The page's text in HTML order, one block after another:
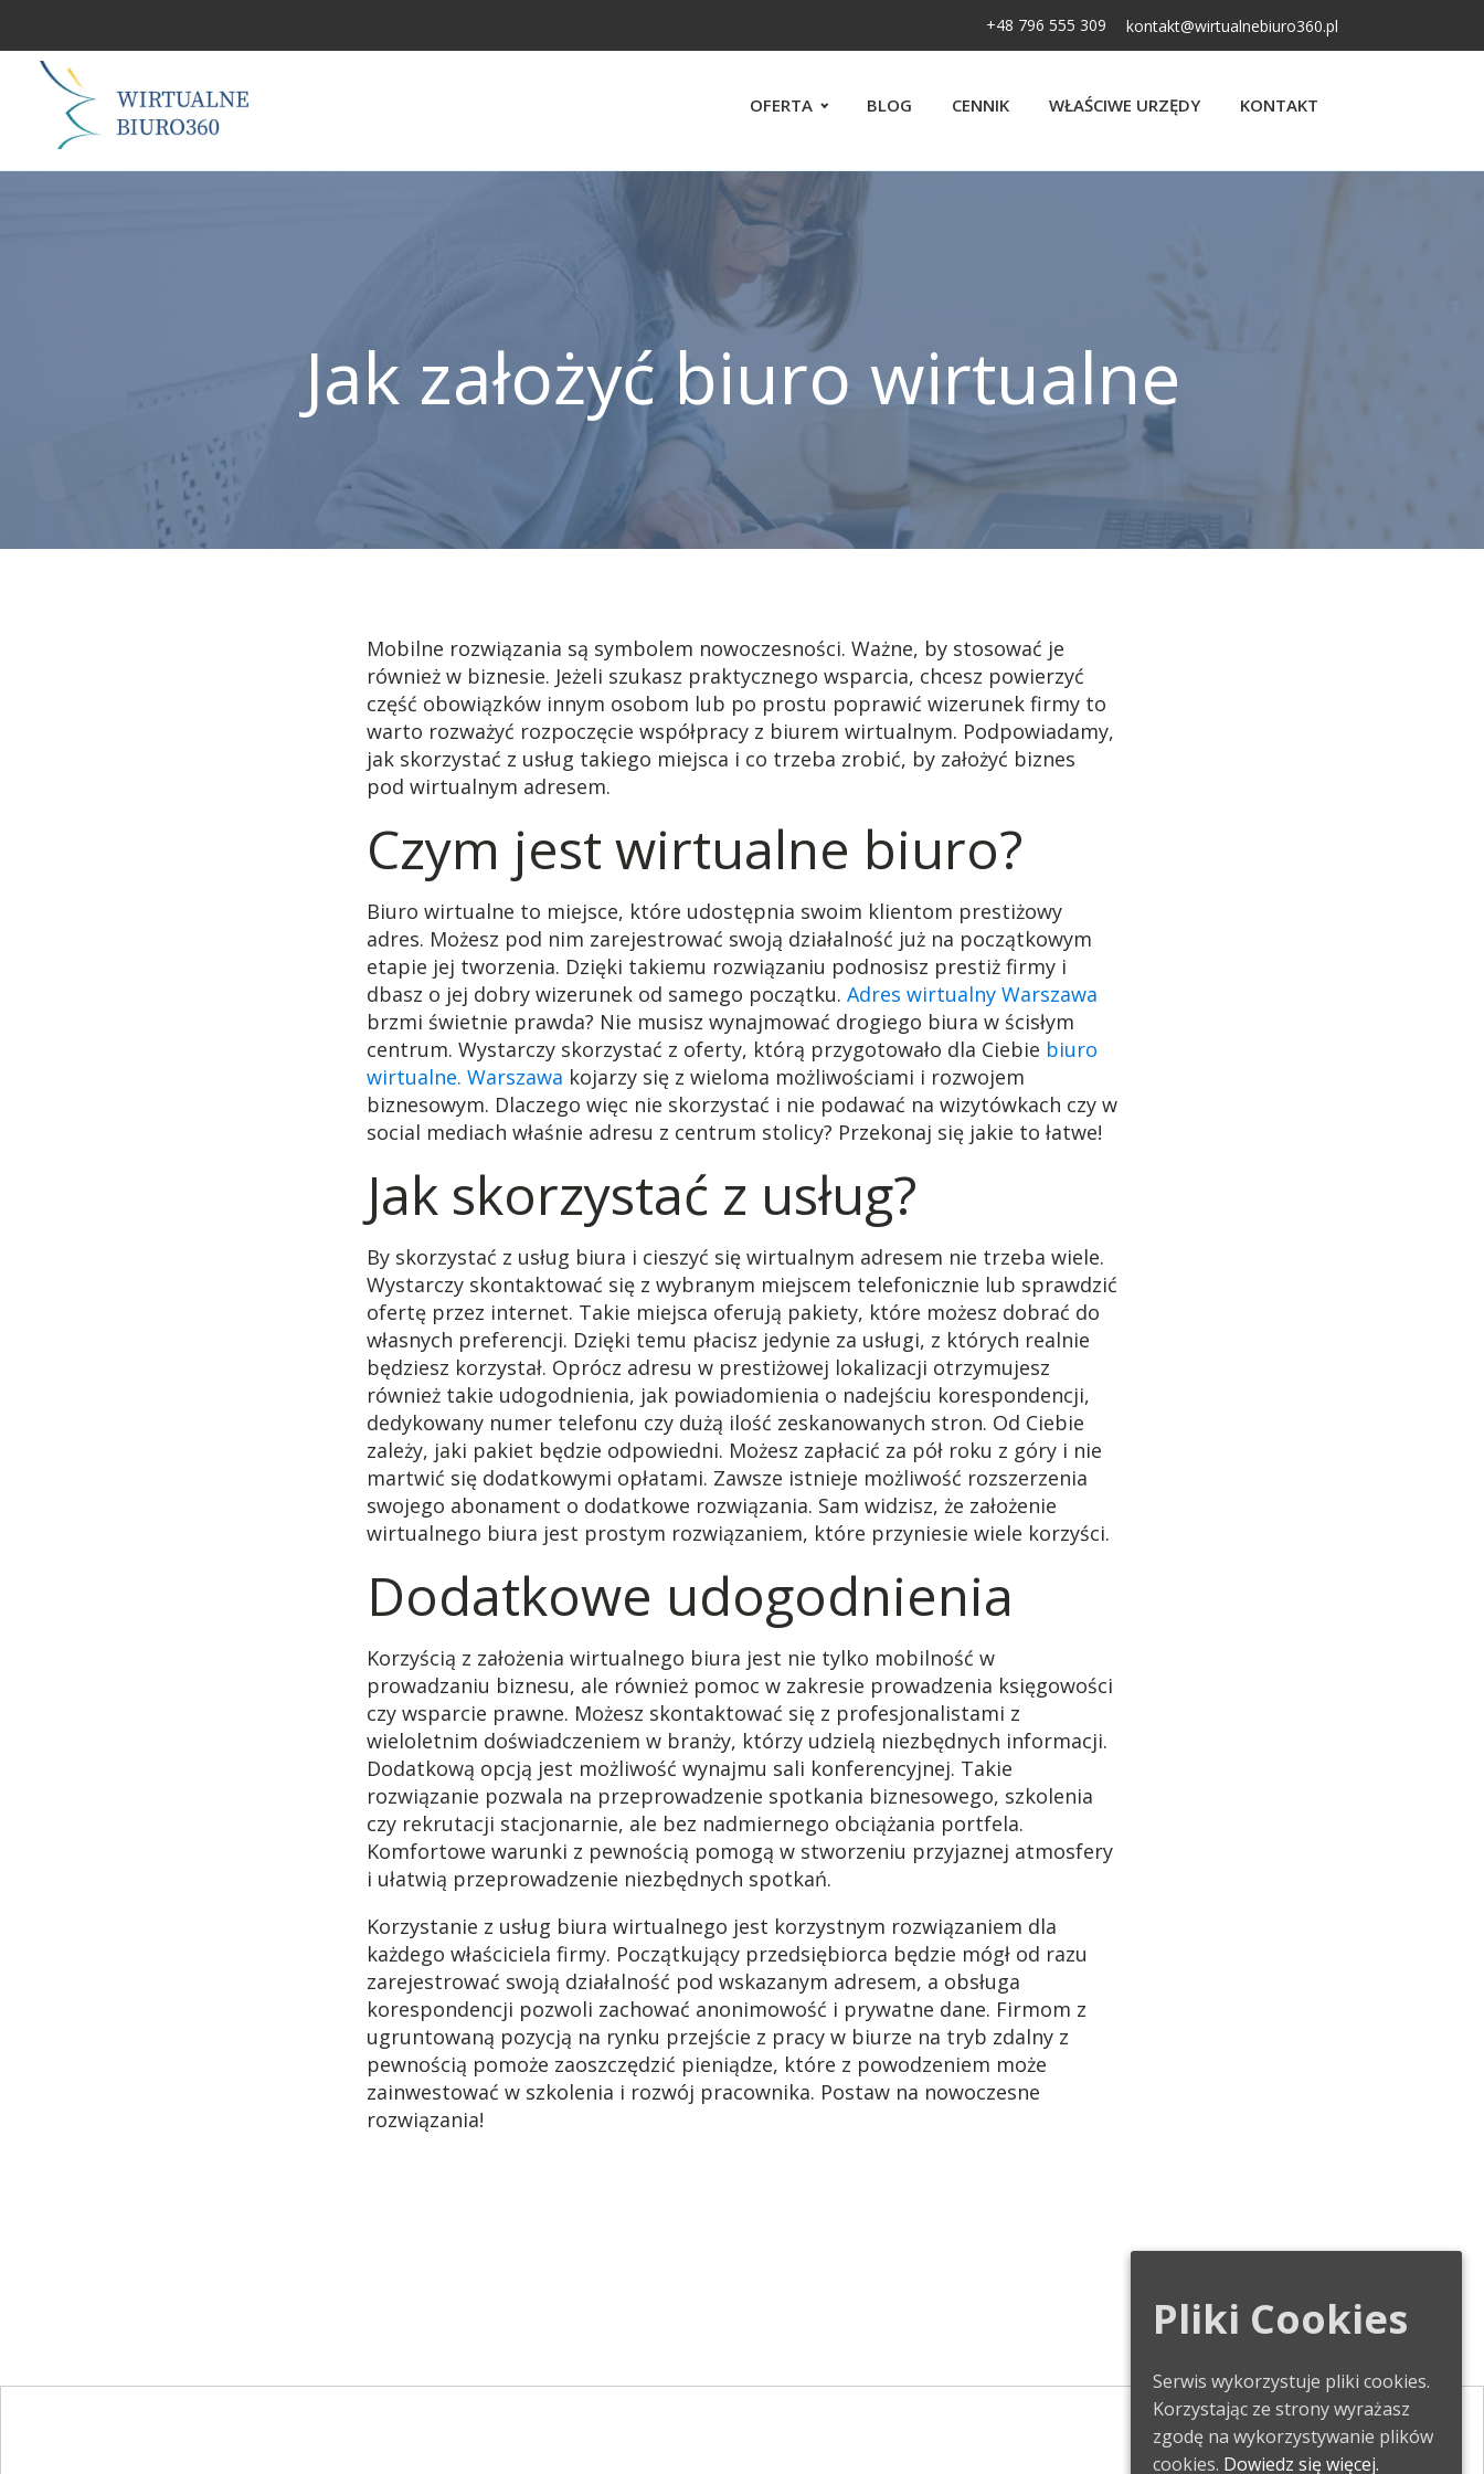
+48 796 555 309 kontakt@wirtualnebiuro360.pl
OFERTA BLOG CENNIK WŁAŚCIWE URZĘDY KONTAKT
Jak założyć biuro wirtualne
Mobilne rozwiązania są symbolem nowoczesności. Ważne, by stosować je
również w biznesie. Jeżeli szukasz praktycznego wsparcia, chcesz powierzyć
część obowiązków innym osobom lub po prostu poprawić wizerunek firmy to
warto rozważyć rozpoczęcie współpracy z biurem wirtualnym. Podpowiadamy,
jak skorzystać z usług takiego miejsca i co trzeba zrobić, by założyć biznes
pod wirtualnym adresem.
Czym jest wirtualne biuro?
Biuro wirtualne to miejsce, które udostępnia swoim klientom prestiżowy
adres. Możesz pod nim zarejestrować swoją działalność już na początkowym
etapie jej tworzenia. Dzięki takiemu rozwiązaniu podnosisz prestiż firmy i
dbasz o jej dobry wizerunek od samego początku. Adres wirtualny Warszawa
brzmi świetnie prawda? Nie musisz wynajmować drogiego biura w ścisłym
centrum. Wystarczy skorzystać z oferty, którą przygotowało dla Ciebie biuro
wirtualne. Warszawa kojarzy się z wieloma możliwościami i rozwojem
biznesowym. Dlaczego więc nie skorzystać i nie podawać na wizytówkach czy w
social mediach właśnie adresu z centrum stolicy? Przekonaj się jakie to łatwe!
Jak skorzystać z usług?
By skorzystać z usług biura i cieszyć się wirtualnym adresem nie trzeba wiele.
Wystarczy skontaktować się z wybranym miejscem telefonicznie lub sprawdzić
ofertę przez internet. Takie miejsca oferują pakiety, które możesz dobrać do
własnych preferencji. Dzięki temu płacisz jedynie za usługi, z których realnie
będziesz korzystał. Oprócz adresu w prestiżowej lokalizacji otrzymujesz
również takie udogodnienia, jak powiadomienia o nadejściu korespondencji,
dedykowany numer telefonu czy dużą ilość zeskanowanych stron. Od Ciebie
zależy, jaki pakiet będzie odpowiedni. Możesz zapłacić za pół roku z góry i nie
martwić się dodatkowymi opłatami. Zawsze istnieje możliwość rozszerzenia
swojego abonament o dodatkowe rozwiązania. Sam widzisz, że założenie
wirtualnego biura jest prostym rozwiązaniem, które przyniesie wiele korzyści.
Dodatkowe udogodnienia
Korzyścią z założenia wirtualnego biura jest nie tylko mobilność w
prowadzaniu biznesu, ale również pomoc w zakresie prowadzenia księgowości
czy wsparcie prawne. Możesz skontaktować się z profesjonalistami z
wieloletnim doświadczeniem w branży, którzy udzielą niezbędnych informacji.
Dodatkową opcją jest możliwość wynajmu sali konferencyjnej. Takie
rozwiązanie pozwala na przeprowadzenie spotkania biznesowego, szkolenia
czy rekrutacji stacjonarnie, ale bez nadmiernego obciążania portfela.
Komfortowe warunki z pewnością pomogą w stworzeniu przyjaznej atmosfery
i ułatwią przeprowadzenie niezbędnych spotkań.
Korzystanie z usług biura wirtualnego jest korzystnym rozwiązaniem dla
każdego właściciela firmy. Początkujący przedsiębiorca będzie mógł od razu
zarejestrować swoją działalność pod wskazanym adresem, a obsługa
korespondencji pozwoli zachować anonimowość i prywatne dane. Firmom z
ugruntowaną pozycją na rynku przejście z pracy w biurze na tryb zdalny z
pewnością pomoże zaoszczędzić pieniądze, które z powodzeniem może
zainwestować w szkolenia i rozwój pracownika. Postaw na nowoczesne
rozwiązania!
Pliki Cookies
Serwis wykorzystuje pliki cookies.
Korzystając ze strony wyrażasz
zgodę na wykorzystywanie plików
cookies. Dowiedz się więcej.